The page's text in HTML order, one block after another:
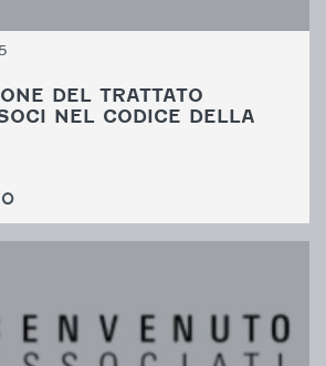
DEL TRATTATO
NEL CODICE DELLA